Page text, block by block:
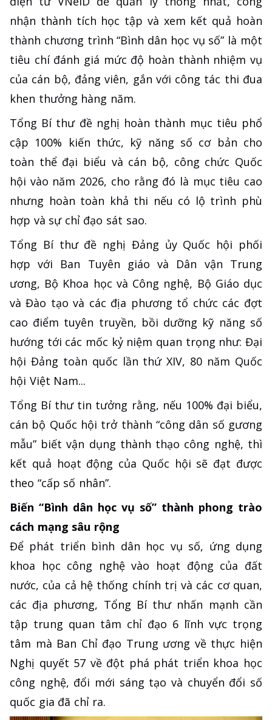
nhận thành tích học tập và xem kết quả hoàn
thành chương trình “Bình dân học vụ số” là một
tiêu chí đánh giá mức độ hoàn thành nhiệm vụ
của cán bộ, đảng viên, gắn với công tác thi đua
khen thưởng hàng năm.
Tổng Bí thư đề nghị hoàn thành mục tiêu phổ
cập 100% kiến thức, kỹ năng số cơ bản cho
toàn thể đại biểu và cán bộ, công chức Quốc
hội vào năm 2026, cho rằng đó là mục tiêu cao
nhưng hoàn toàn khả thi nếu có lộ trình phù
hợp và sự chỉ đạo sát sao.
Tổng Bí thư đề nghị Đảng ủy Quốc hội phối
hợp với Ban Tuyên giáo và Dân vận Trung
ương, Bộ Khoa học và Công nghệ, Bộ Giáo dục
và Đào tạo và các địa phương tổ chức các đợt
cao điểm tuyên truyền, bồi dưỡng kỹ năng số
hướng tới các mốc kỷ niệm quan trọng như: Đại
hội Đảng toàn quốc lần thứ XIV, 80 năm Quốc
hội Việt Nam...
Tổng Bí thư tin tưởng rằng, nếu 100% đại biểu,
cán bộ Quốc hội trở thành “công dân số gương
mẫu” biết vận dụng thành thạo công nghệ, thì
kết quả hoạt động của Quốc hội sẽ đạt được
theo “cấp số nhân”.
Biến “Bình dân học vụ số” thành phong trào
cách mạng sâu rộng
Để phát triển bình dân học vụ số, ứng dụng
khoa học công nghệ vào hoạt động của đất
nước, của cả hệ thống chính trị và các cơ quan,
các địa phương, Tổng Bí thư nhấn mạnh cần
tập trung quan tâm chỉ đạo 6 lĩnh vực trọng
tâm mà Ban Chỉ đạo Trung ương về thực hiện
Nghị quyết 57 về đột phá phát triển khoa học
công nghệ, đổi mới sáng tạo và chuyển đổi số
quốc gia đã chỉ ra.